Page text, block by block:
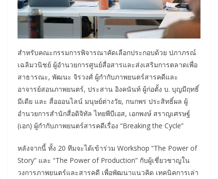
สำหรับคณะกรรมการพิจารณาคัดเลือกประกอบด้วย ปภาภรณ์
เฉลิมวนิชย์ ผู้อำนวยการศูนย์สื่อสารและส่งเสริมการตลาดเพื่อ
สาธารณะ, พัฒนะ จิรวงศ์ ผู้กำกับภาพยนตร์สารคดีและ
อาจารย์สอนภาพยนตร์, ประสาน อิงคนันท์ ผู้ก่อตั้ง บ. บุญมีฤทธิ์
มีเดีย และ สื่อออนไลน์ มนุษย์ต่างวัย, กนกพร ประสิทธิ์ผล ผู้
อำนวยการสำนักสื่อดิจิทัล ไทยพีบีเอส, เอกพงษ์ สราญเศรษฐ์
(เอก) ผู้กำกับภาพยนตร์สารคดีเรื่อง “Breaking the Cycle”
หลังจากนี้ ทั้ง 20 ทีมจะได้เข้าร่วม Workshop “The Power of
Story” และ “The Power of Production” กับผู้เชี่ยวชาญใน
วงการภาพยนตร์และสารคดี เพื่อพัฒนาแนวคิด เทคนิคการเล่า